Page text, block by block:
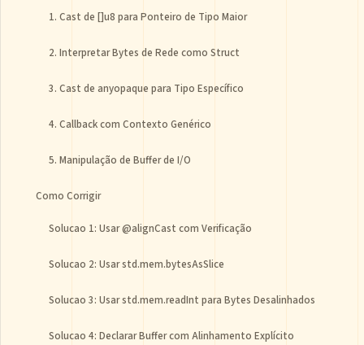
1. Cast de []u8 para Ponteiro de Tipo Maior
2. Interpretar Bytes de Rede como Struct
3. Cast de anyopaque para Tipo Específico
4. Callback com Contexto Genérico
5. Manipulação de Buffer de I/O
Como Corrigir
Solucao 1: Usar @alignCast com Verificação
Solucao 2: Usar std.mem.bytesAsSlice
Solucao 3: Usar std.mem.readInt para Bytes Desalinhados
Solucao 4: Declarar Buffer com Alinhamento Explícito